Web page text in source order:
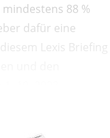
88 %
dafür eine
Lexis Briefing